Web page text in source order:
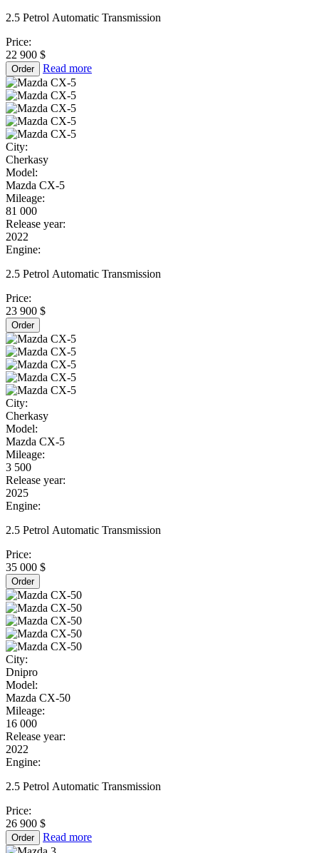
2.5 Petrol Automatic Transmission
Price:
22 900 $
Order Read more
City:
Cherkasy
Model:
Mazda CX-5
Mileage:
81 000
Release year:
2022
Engine:
2.5 Petrol Automatic Transmission
Price:
23 900 $
Order
City:
Cherkasy
Model:
Mazda CX-5
Mileage:
3 500
Release year:
2025
Engine:
2.5 Petrol Automatic Transmission
Price:
35 000 $
Order
City:
Dnipro
Model:
Mazda CX-50
Mileage:
16 000
Release year:
2022
Engine:
2.5 Petrol Automatic Transmission
Price:
26 900 $
Order Read more